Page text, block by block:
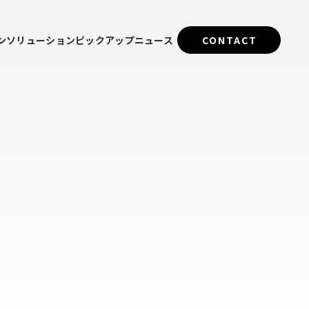
ソリューションピックアップニュース CONTACT